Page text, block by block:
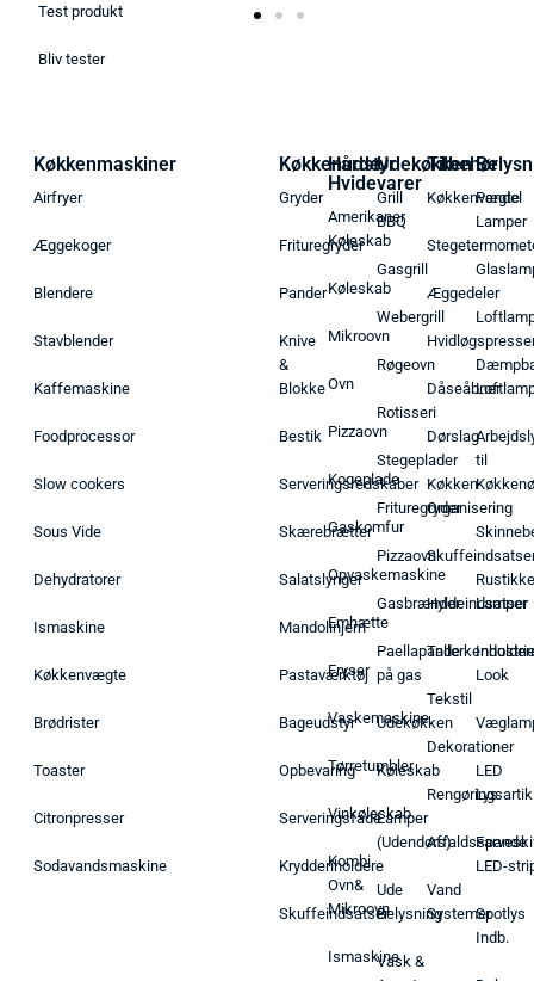
Test produkt
Bliv tester
Køkkenmaskiner
Airfryer
Æggekoger
Blendere
Stavblender
Kaffemaskine
Foodprocessor
Slow cookers
Sous Vide
Dehydratorer
Ismaskine
Køkkenvægte
Brødrister
Toaster
Citronpresser
Sodavandsmaskine
Køkkenudstyr
Gryder
Frituregryder
Pander
Knive
&
Blokke
Bestik
Serveringsredskaber
Skærebrætter
Salatslynger
Mandolinjern
Pastaværktøj
Bageudstyr
Opbevaring
Serveringsfade
Krydderiholdere
Skuffeindsatser
Hårde
Hvidevarer
Amerikaner
Køleskab
Køleskab
Mikroovn
Ovn
Pizzaovn
Kogeplade
Gaskomfur
Opvaskemaskine
Emhætte
Fryser
Vaskemaskine
Tørretumbler
Vinkøleskab
Kombi
Ovn&
Mikroovn
Ismaskine
Udekøkken
Grill
BBQ
Gasgrill
Webergrill
Røgeovn
Rotisseri
Stegeplader
Frituregryder
Pizzaovn
Gasbrænder
Paellapande
på gas
Udekøkken
Køleskab
Lamper
(Udendørs)
Ude
Belysning
Vask &
Tilbehør
Køkkenvægte
Æggedeler
Dåseåbner
Dørslag
Køkken
Organisering
Hyldeindsatser
Tekstil
Dekorationer
Affaldsspande
Vand
Systemer
Pendel
Lamper
til
Rustikke
Lamper
Look
LED
Lys
LED-
Spotlys
Indb.